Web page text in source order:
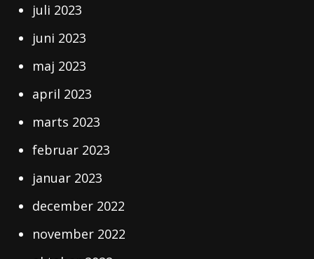
juli 2023
juni 2023
maj 2023
april 2023
marts 2023
februar 2023
januar 2023
december 2022
november 2022